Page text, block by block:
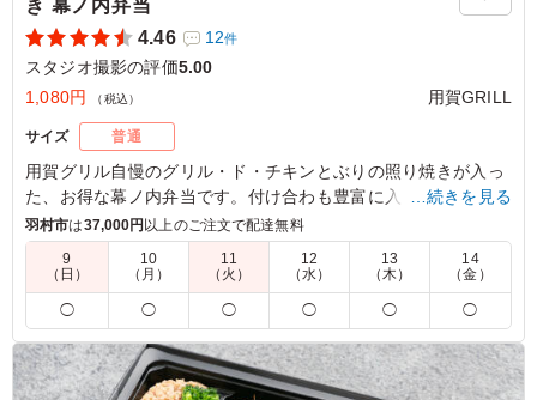
き 幕ノ内弁当
4.46
12件
スタジオ撮影の評価5.00
1,080円
（税込） 用賀GRILL
サイズ 普通
用賀グリル自慢のグリル・ド・チキンとぶりの照り焼きが入っ
た、お得な幕ノ内弁当です。付け合わも豊富に入っていて、
様々なシーンでお使いいただけます。オリジナルソースは8種
類からお選びいただけます。
5.0 株式会社ハイブリッドファクトリー
直火網焼きのグリル・ド・チキンは表面こんがり香ばし
く、中身はしっとり柔らかで非常に美味しかったです。ぶ
りの照り焼きも甘みがあり、高タンパク質のおかずがバラ
…続きを見る
羽村市は37,000円 以上のご注文で配達無料
9
（日）
10
（月）
11
（火）
12
（水）
13
（木）
14
（金）
◯ ◯ ◯ ◯ ◯ ◯